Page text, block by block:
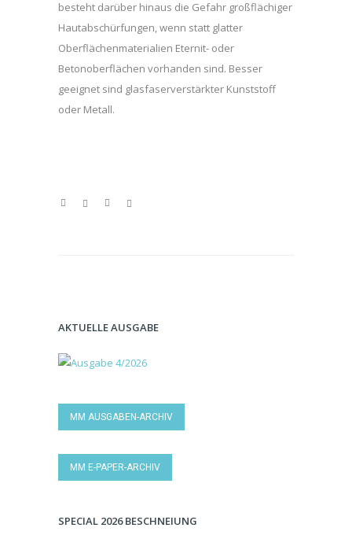
besteht darüber hinaus die Gefahr großflächiger
Hautabschürfungen, wenn statt glatter
Oberflächenmaterialien Eternit- oder
Betonoberflächen vorhanden sind. Besser
geeignet sind glasfaserverstärkter Kunststoff
oder Metall.
AKTUELLE AUSGABE
MM AUSGABEN-ARCHIV
MM E-PAPER-ARCHIV
SPECIAL 2026 BESCHNEIUNG